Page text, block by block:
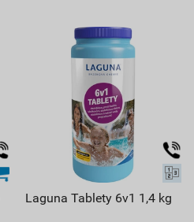
Laguna Tablety 6v1 1,4 kg